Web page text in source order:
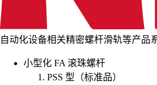
自动化设备相关精密螺杆滑轨等产品
小型化 FA 滚珠螺杆
PSS 型（标准品）